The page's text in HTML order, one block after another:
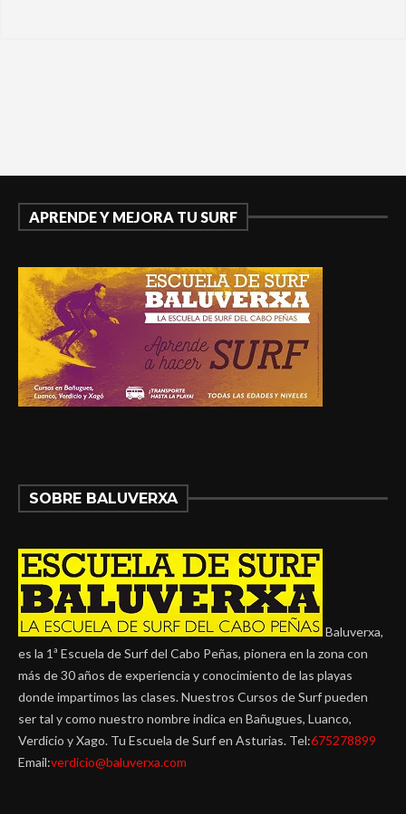
APRENDE Y MEJORA TU SURF
SOBRE BALUVERXA
Baluverxa,
es la 1ª Escuela de Surf del Cabo Peñas, pionera en la zona con
más de 30 años de experiencia y conocimiento de las playas
donde impartimos las clases. Nuestros Cursos de Surf pueden
ser tal y como nuestro nombre indica en Bañugues, Luanco,
Verdicio y Xago. Tu Escuela de Surf en Asturias. Tel:675278899
Email:verdicio@baluverxa.com